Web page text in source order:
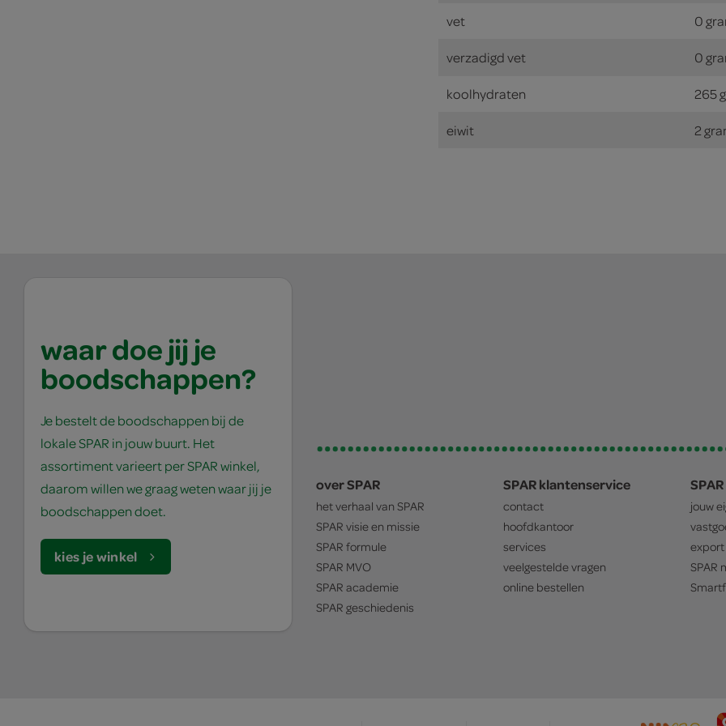
vet 0
verzadigd vet 0
koolhydraten 265
eiwit 2
waar doe jij je
boodschappen?
Je bestelt de boodschappen bij de
lokale SPAR in jouw buurt. Het
assortiment varieert per SPAR winkel,
daarom willen we graag weten waar jij je
boodschappen doet.
kies je winkel
over SPAR
het verhaal van SPAR
SPAR visie en missie
SPAR formule
SPAR MVO
SPAR academie
SPAR geschiedenis
SPAR klantenservice
contact
hoofdkantoor
services
veelgestelde vragen
online bestellen
jouw
export
SPAR